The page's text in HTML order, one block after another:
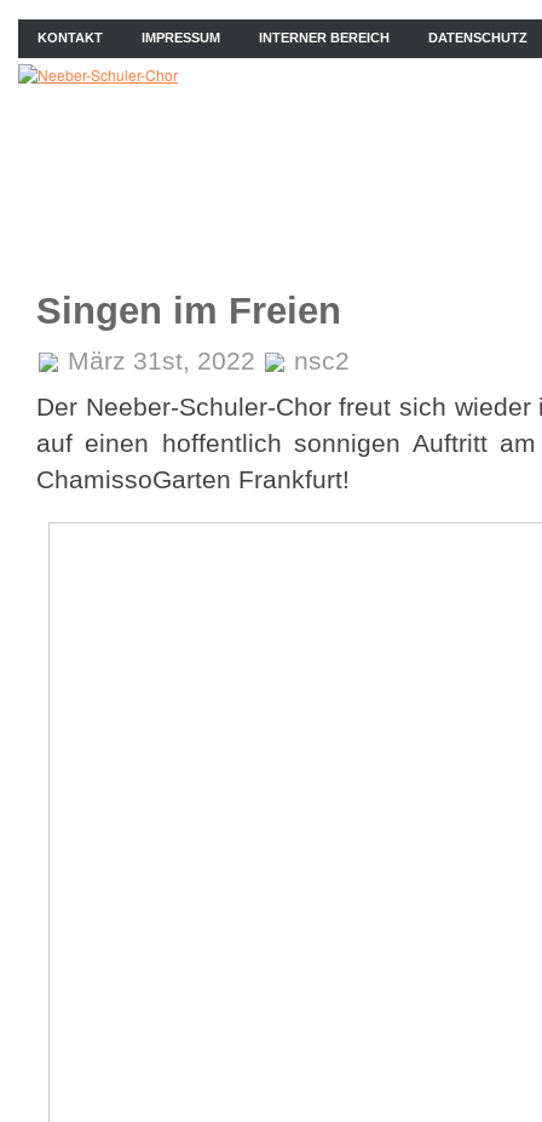
KONTAKT IMPRESSUM INTERNER BEREICH DATENSCHUTZ
Singen im Freien
März 31st, 2022
nsc2
Der Neeber-Schuler-Chor freut sich
auf einen hoffentlich sonnigen Auftritt
ChamissoGarten Frankfurt!